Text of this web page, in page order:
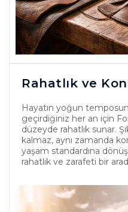
Rahatlık ve
Hayatın yoğun
geçirdiğiniz her an için
düzeyde rahatlık sunar.
kalmaz, aynı zamanda
yaşam standardına
rahatlık ve zarafeti bir